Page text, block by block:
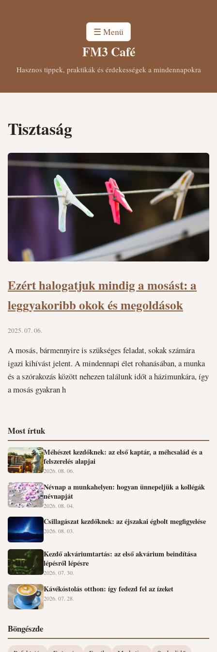
☰ Menü
FM3 Café
Hasznos tippek, praktikák és érdekességek a mindennapokra
Tisztaság
Ezért halogatjuk mindig a mosást: a
leggyakoribb okok és megoldások
2025. 07. 06.
A mosás, bármennyire is szükséges feladat, sokak számára
igazi kihívást jelent. A mindennapi élet rohanásában, a munka
és a szórakozás között nehezen találunk időt a házimunkára, így
a mosás gyakran h
Most írtuk
Méhészet kezdőknek: az első kaptár, a méhcsalád és a
felszerelés alapjai
2026. 08. 06.
Névnap a munkahelyen: hogyan ünnepeljük a kollégák
névnapját
2026. 08. 04.
Csillagászat kezdőknek: az éjszakai égbolt megfigyelése
2026. 08. 03.
Kezdő akváriumtartás: az első akvárium beindítása
lépésről lépésre
2026. 07. 30.
Kávékóstolás otthon: így fedezd fel az ízeket
2026. 07. 28.
Böngészde